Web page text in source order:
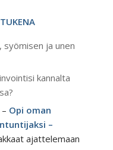
syömisen ja unen
kannalta
Opi oman
–
ajattelemaan